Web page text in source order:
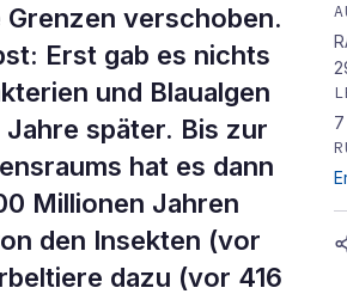
Grenzen verschoben.
Erst gab es nichts
und Blaualgen
später. Bis zur
hat es dann
Millionen Jahren
den Insekten (vor
dazu (vor 416
7